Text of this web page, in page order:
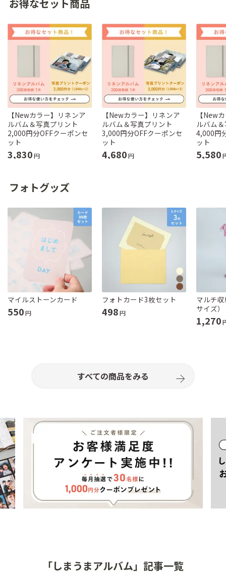
お得なセット商品
【Newカラー】リネンア
ルバム＆写真プリント
2,000円分OFFクーポンセ
ット
3,830円
【Newカラー】リネンア
ルバム＆写真プリント
3,000円分OFFクーポンセ
ット
4,680円
【New
ルバム
4,000円
ット
5,580
フォトグッズ
マイルストーンカード
550円
フォトカード3枚セット
498円
マルチ
サイズ）
1,270
すべての商品をみる
「しまうまアルバム」記事一覧